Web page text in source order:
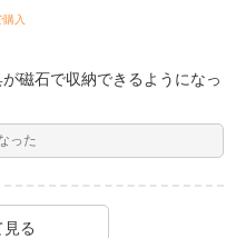
購入
磁石で収納できるようになっ
った
る